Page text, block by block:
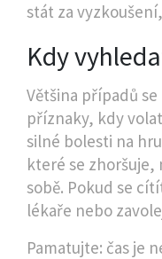
stát za
Kdy
Většina případů
příznaky, kdy
silné bolesti na
které se
sobě. Pokud se
lékaře nebo
Pamatujte: čas je